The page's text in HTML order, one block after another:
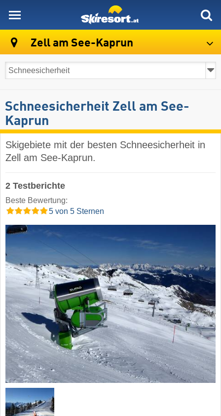
Zell am See-Kaprun
Schneesicherheit Zell am See-
Kaprun
Skigebiete mit der besten Schneesicherheit in
Zell am See-Kaprun.
2 Testberichte
Beste Bewertung:
5 von 5 Sternen